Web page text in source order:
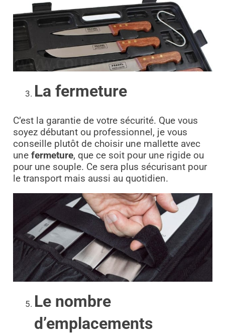
La fermeture
C’est la garantie de votre sécurité. Que vous
soyez débutant ou professionnel, je vous
conseille plutôt de choisir une mallette avec
une fermeture, que ce soit pour une rigide ou
pour une souple. Ce sera plus sécurisant pour
le transport mais aussi au quotidien.
Le nombre
d’emplacements